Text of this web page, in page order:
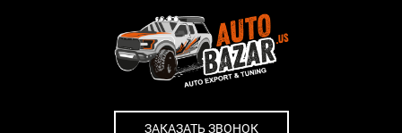
ЗАКАЗАТЬ ЗВОНОК